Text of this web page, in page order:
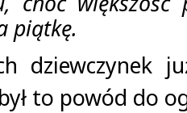
piątkę.
dziewczynek
to powód do